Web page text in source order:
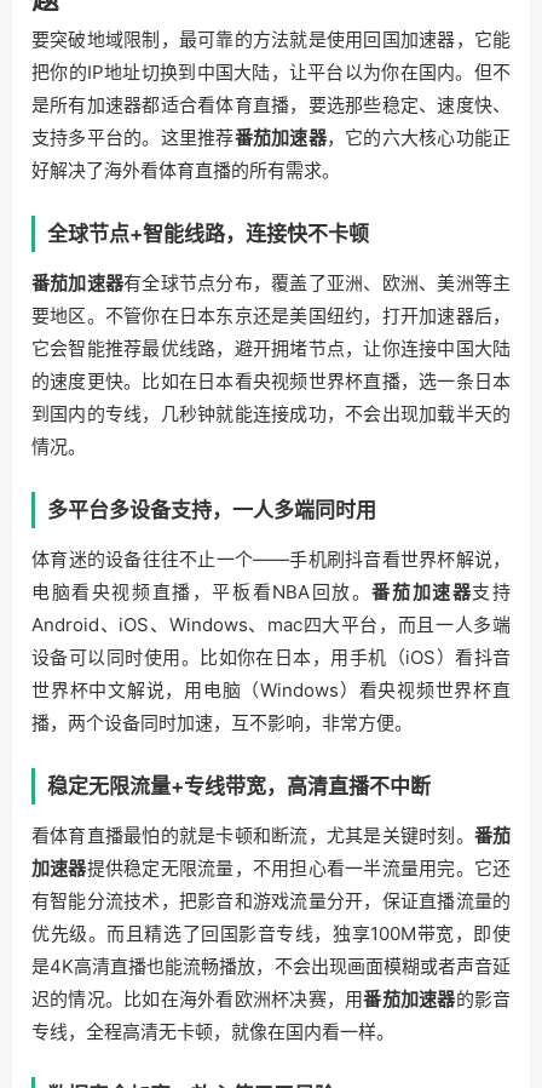
要突破地域限制，最可靠的方法就是使用回国加速器，它能
把你的IP地址切换到中国大陆，让平台以为你在国内。但不
是所有加速器都适合看体育直播，要选那些稳定、速度快、
支持多平台的。这里推荐番茄加速器，它的六大核心功能正
好解决了海外看体育直播的所有需求。
全球节点+智能线路，连接快不卡顿
番茄加速器有全球节点分布，覆盖了亚洲、欧洲、美洲等主
要地区。不管你在日本东京还是美国纽约，打开加速器后，
它会智能推荐最优线路，避开拥堵节点，让你连接中国大陆
的速度更快。比如在日本看央视频世界杯直播，选一条日本
到国内的专线，几秒钟就能连接成功，不会出现加载半天的
情况。
多平台多设备支持，一人多端同时用
体育迷的设备往往不止一个——手机刷抖音看世界杯解说，
电脑看央视频直播，平板看NBA回放。番茄加速器支持
Android、iOS、Windows、mac四大平台，而且一人多端
设备可以同时使用。比如你在日本，用手机（iOS）看抖音
世界杯中文解说，用电脑（Windows）看央视频世界杯直
播，两个设备同时加速，互不影响，非常方便。
稳定无限流量+专线带宽，高清直播不中断
看体育直播最怕的就是卡顿和断流，尤其是关键时刻。 番茄
加速器提供稳定无限流量，不用担心看一半流量用完。它还
有智能分流技术，把影音和游戏流量分开，保证直播流量的
优先级。而且精选了回国影音专线，独享100M带宽，即使
是4K高清直播也能流畅播放，不会出现画面模糊或者声音延
迟的情况。比如在海外看欧洲杯决赛，用番茄加速器的影音
专线，全程高清无卡顿，就像在国内看一样。